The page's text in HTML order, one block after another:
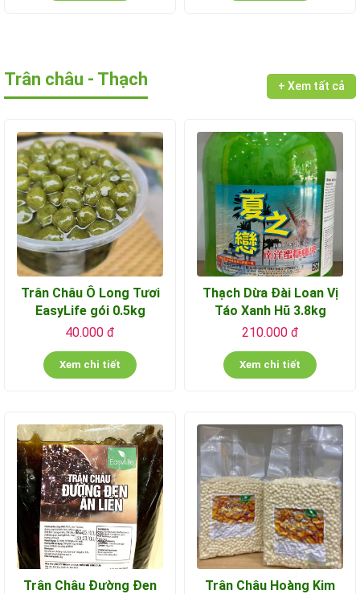
Trân châu - Thạch + Xem tất cả
Trân Châu Ô Long Tươi
EasyLife gói 0.5kg
40.000 đ
Xem chi tiết
Thạch Dừa Đài Loan Vị
Táo Xanh Hũ 3.8kg
210.000 đ
Xem chi tiết
Trân Châu Đường Đen
Trân Châu Hoàng Kim